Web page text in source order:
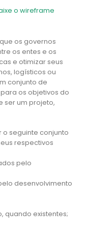
o wireframe
os governos
os entes e os
e otimizar seus
logísticos ou
conjunto de
os objetivos do
ser um projeto,
seguinte conjunto
respectivos
pelo
desenvolvimento
quando existentes;